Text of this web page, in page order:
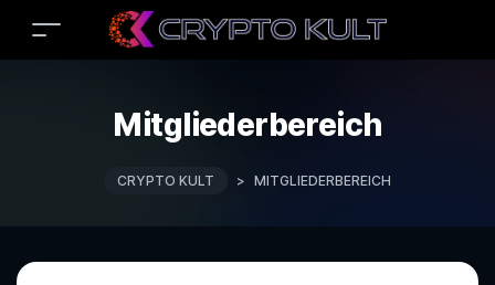
Mitgliederbereich
CRYPTO KULT > MITGLIEDERBEREICH